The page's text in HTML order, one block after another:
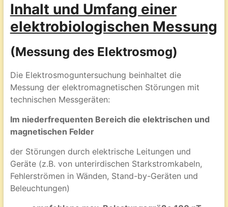
Inhalt und Umfang einer
elektrobiologischen Messung
(Messung des Elektrosmog)
Die Elektrosmoguntersuchung beinhaltet die
Messung der elektromagnetischen Störungen mit
technischen Messgeräten:
Im niederfrequenten Bereich die elektrischen und
magnetischen Felder
der Störungen durch elektrische Leitungen und
Geräte (z.B. von unterirdischen Starkstromkabeln,
Fehlerströmen in Wänden, Stand-by-Geräten und
Beleuchtungen)